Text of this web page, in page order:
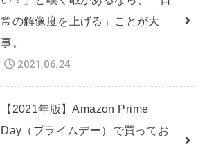
常の解像度を上げる」ことが大
事。
2021.06.24
【2021年版】Amazon Prime
Day（プライムデー）で買ってお